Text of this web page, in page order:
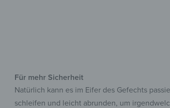
Für mehr Sicherheit
Natürlich kann es im Eifer des Gefechts
schleifen und leicht abrunden, um